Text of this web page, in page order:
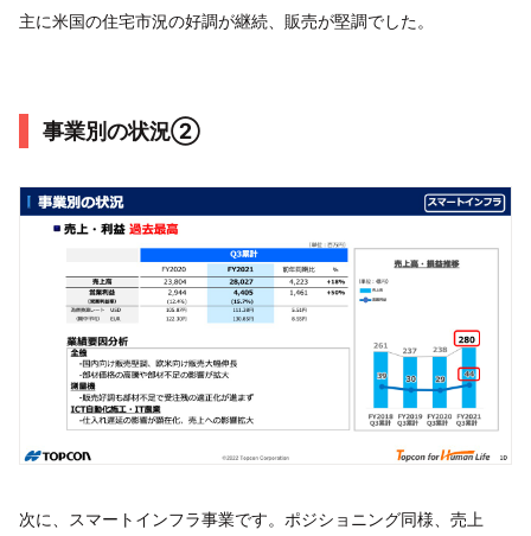
主に米国の住宅市況の好調が継続、販売が堅調でした。
事業別の状況②
次に、スマートインフラ事業です。ポジショニング同様、売上